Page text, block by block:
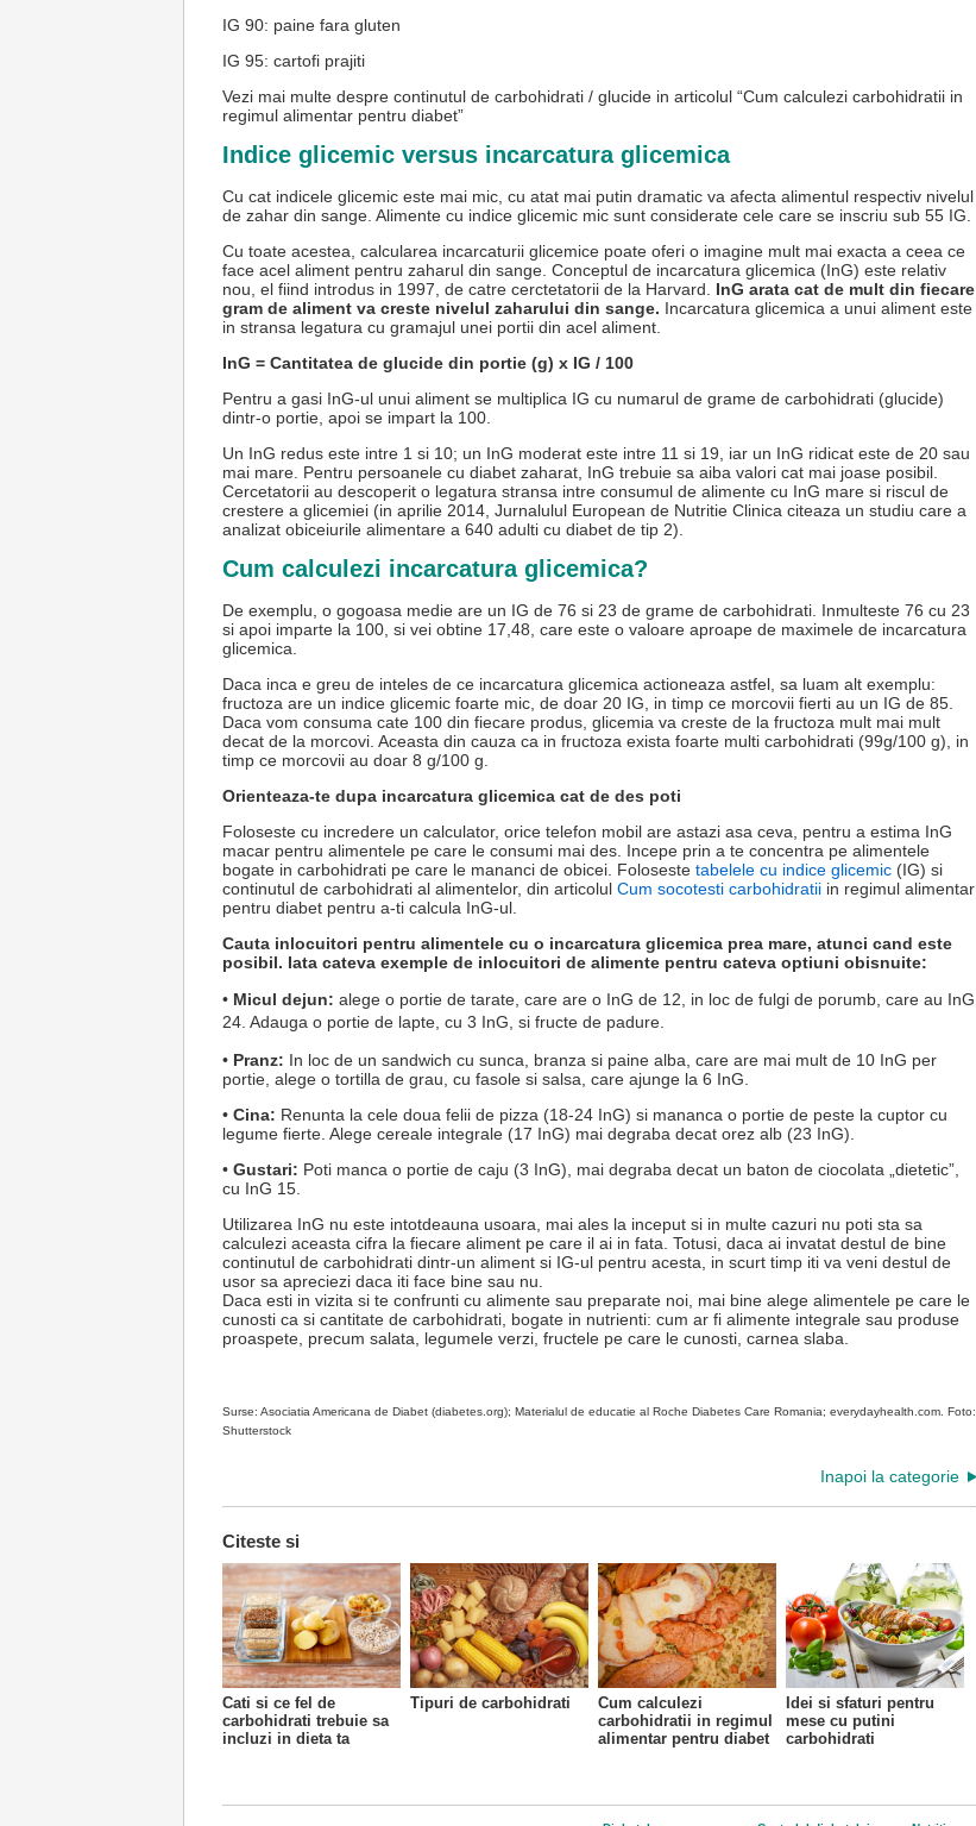
IG 90: paine fara gluten
IG 95: cartofi prajiti
Vezi mai multe despre continutul de carbohidrati / glucide in articolul “Cum calculezi carbohidratii in
regimul alimentar pentru diabet”
Indice glicemic versus incarcatura glicemica
Cu cat indicele glicemic este mai mic, cu atat mai putin dramatic va afecta alimentul respectiv nivelul
de zahar din sange. Alimente cu indice glicemic mic sunt considerate cele care se inscriu sub 55 IG.
Cu toate acestea, calcularea incarcaturii glicemice poate oferi o imagine mult mai exacta a ceea ce
face acel aliment pentru zaharul din sange. Conceptul de incarcatura glicemica (InG) este relativ
nou, el fiind introdus in 1997, de catre cerctetatorii de la Harvard. InG arata cat de mult din fiecare
gram de aliment va creste nivelul zaharului din sange. Incarcatura glicemica a unui aliment este
in stransa legatura cu gramajul unei portii din acel aliment.
InG = Cantitatea de glucide din portie (g) x IG / 100
Pentru a gasi InG-ul unui aliment se multiplica IG cu numarul de grame de carbohidrati (glucide)
dintr-o portie, apoi se impart la 100.
Un InG redus este intre 1 si 10; un InG moderat este intre 11 si 19, iar un InG ridicat este de 20 sau
mai mare. Pentru persoanele cu diabet zaharat, InG trebuie sa aiba valori cat mai joase posibil.
Cercetatorii au descoperit o legatura stransa intre consumul de alimente cu InG mare si riscul de
crestere a glicemiei (in aprilie 2014, Jurnalulul European de Nutritie Clinica citeaza un studiu care a
analizat obiceiurile alimentare a 640 adulti cu diabet de tip 2).
Cum calculezi incarcatura glicemica?
De exemplu, o gogoasa medie are un IG de 76 si 23 de grame de carbohidrati. Inmulteste 76 cu 23
si apoi imparte la 100, si vei obtine 17,48, care este o valoare aproape de maximele de incarcatura
glicemica.
Daca inca e greu de inteles de ce incarcatura glicemica actioneaza astfel, sa luam alt exemplu:
fructoza are un indice glicemic foarte mic, de doar 20 IG, in timp ce morcovii fierti au un IG de 85.
Daca vom consuma cate 100 din fiecare produs, glicemia va creste de la fructoza mult mai mult
decat de la morcovi. Aceasta din cauza ca in fructoza exista foarte multi carbohidrati (99g/100 g), in
timp ce morcovii au doar 8 g/100 g.
Orienteaza-te dupa incarcatura glicemica cat de des poti
Foloseste cu incredere un calculator, orice telefon mobil are astazi asa ceva, pentru a estima InG
macar pentru alimentele pe care le consumi mai des. Incepe prin a te concentra pe alimentele
bogate in carbohidrati pe care le mananci de obicei. Foloseste tabelele cu indice glicemic (IG) si
continutul de carbohidrati al alimentelor, din articolul Cum socotesti carbohidratii in regimul alimentar
pentru diabet pentru a-ti calcula InG-ul.
Cauta inlocuitori pentru alimentele cu o incarcatura glicemica prea mare, atunci cand este
posibil. Iata cateva exemple de inlocuitori de alimente pentru cateva optiuni obisnuite:
• Micul dejun: alege o portie de tarate, care are o InG de 12, in loc de fulgi de porumb, care au InG
24. Adauga o portie de lapte, cu 3 InG, si fructe de padure.
• Pranz: In loc de un sandwich cu sunca, branza si paine alba, care are mai mult de 10 InG per
portie, alege o tortilla de grau, cu fasole si salsa, care ajunge la 6 InG.
• Cina: Renunta la cele doua felii de pizza (18-24 InG) si mananca o portie de peste la cuptor cu
legume fierte. Alege cereale integrale (17 InG) mai degraba decat orez alb (23 InG).
• Gustari: Poti manca o portie de caju (3 InG), mai degraba decat un baton de ciocolata „dietetic”,
cu InG 15.
Utilizarea InG nu este intotdeauna usoara, mai ales la inceput si in multe cazuri nu poti sta sa
calculezi aceasta cifra la fiecare aliment pe care il ai in fata. Totusi, daca ai invatat destul de bine
continutul de carbohidrati dintr-un aliment si IG-ul pentru acesta, in scurt timp iti va veni destul de
usor sa apreciezi daca iti face bine sau nu.
Daca esti in vizita si te confrunti cu alimente sau preparate noi, mai bine alege alimentele pe care le
cunosti ca si cantitate de carbohidrati, bogate in nutrienti: cum ar fi alimente integrale sau produse
proaspete, precum salata, legumele verzi, fructele pe care le cunosti, carnea slaba.
Surse: Asociatia Americana de Diabet (diabetes.org); Materialul de educatie al Roche Diabetes Care Romania; everydayhealth.com. Foto:
Shutterstock
Inapoi la categorie
Citeste si
Cati si ce fel de
carbohidrati trebuie sa
incluzi in dieta ta
Tipuri de carbohidrati
Cum calculezi
carbohidratii in regimul
alimentar pentru diabet
Idei si sfaturi pentru
mese cu putini
carbohidrati